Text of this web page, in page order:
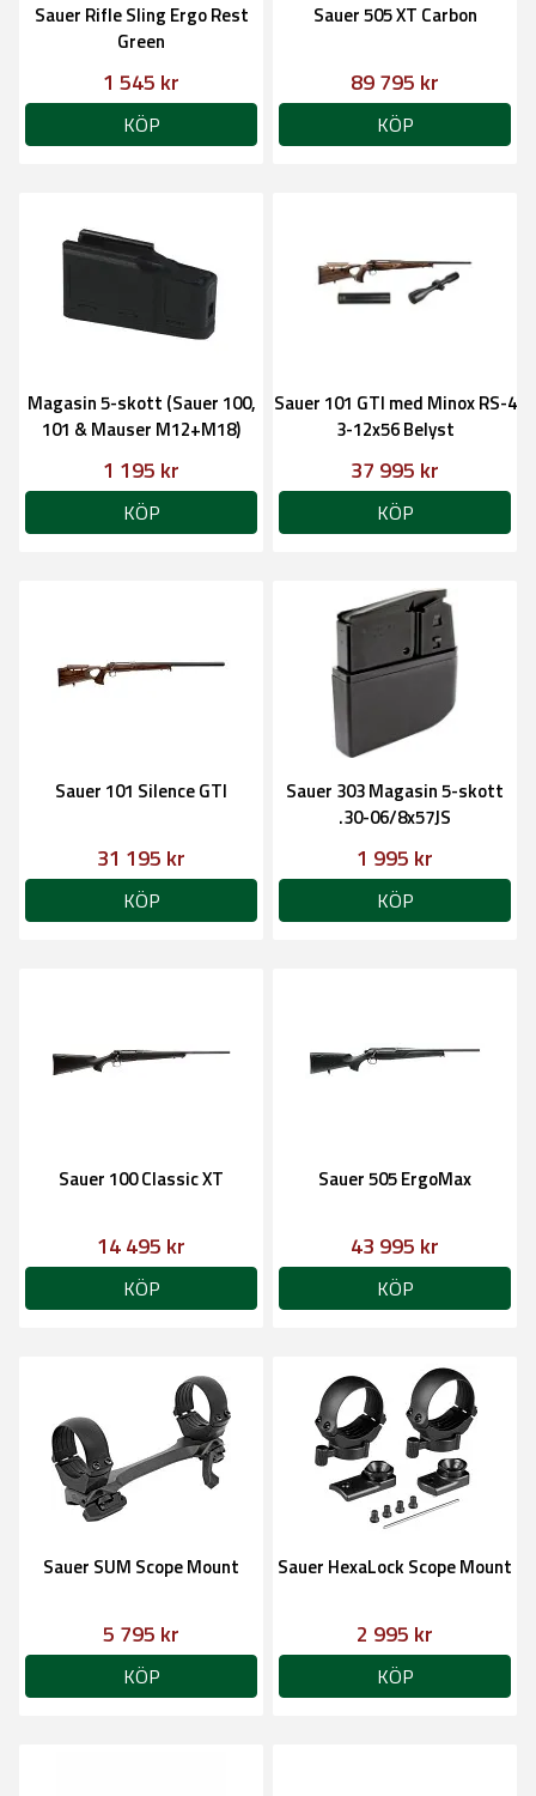
Sauer Rifle Sling Ergo Rest
Green
1 545 kr
KÖP
Sauer 505 XT Carbon
89 795 kr
KÖP
Magasin 5-skott (Sauer 100,
101 & Mauser M12+M18)
1 195 kr
KÖP
Sauer 101 GTI med Minox RS-4
3-12x56 Belyst
37 995 kr
KÖP
Sauer 101 Silence GTI
31 195 kr
KÖP
Sauer 303 Magasin 5-skott
.30-06/8x57JS
1 995 kr
KÖP
Sauer 100 Classic XT
14 495 kr
KÖP
Sauer 505 ErgoMax
43 995 kr
KÖP
Sauer SUM Scope Mount
5 795 kr
KÖP
Sauer HexaLock Scope Mount
2 995 kr
KÖP